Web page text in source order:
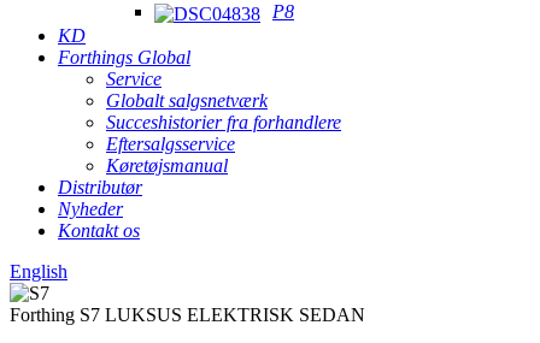
P8
KD
Forthings Global
Service
Globalt salgsnetværk
Succeshistorier fra forhandlere
Eftersalgsservice
Køretøjsmanual
Distributør
Nyheder
Kontakt os
English
Forthing S7 LUKSUS ELEKTRISK SEDAN